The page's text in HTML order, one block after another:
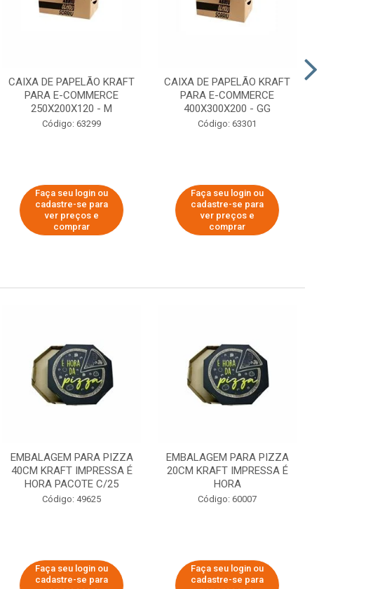
CAIXA DE PAPELÃO KRAFT
PARA E-COMMERCE
250X200X120 - M
Código: 63299
Faça seu login ou
cadastre-se para
ver preços e
comprar
CAIXA DE PAPELÃO KRAFT
PARA E-COMMERCE
400X300X200 - GG
Código: 63301
Faça seu login ou
cadastre-se para
ver preços e
comprar
EMBALAGEM PARA PIZZA
40CM KRAFT IMPRESSA É
HORA PACOTE C/25
Código: 49625
Faça seu login ou
cadastre-se para
EMBALAGEM PARA PIZZA
20CM KRAFT IMPRESSA É
HORA
Código: 60007
Faça seu login ou
cadastre-se para